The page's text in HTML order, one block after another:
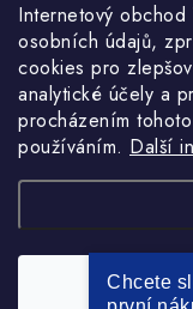
Internetový
osobních údajů,
cookies pro
analytické účely a
procházením
používáním. Další
Informace pro Vás
Ceník dopravy
Kontakty
Obchodní podmínky
Podmínky ochrany
Copyright 2026
Chcete